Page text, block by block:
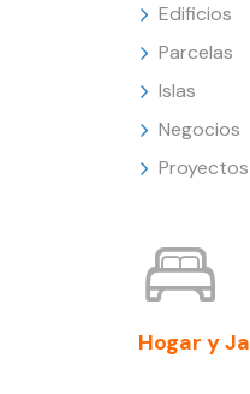
Edificios
Parcelas
Islas
Negocios
Hogar y